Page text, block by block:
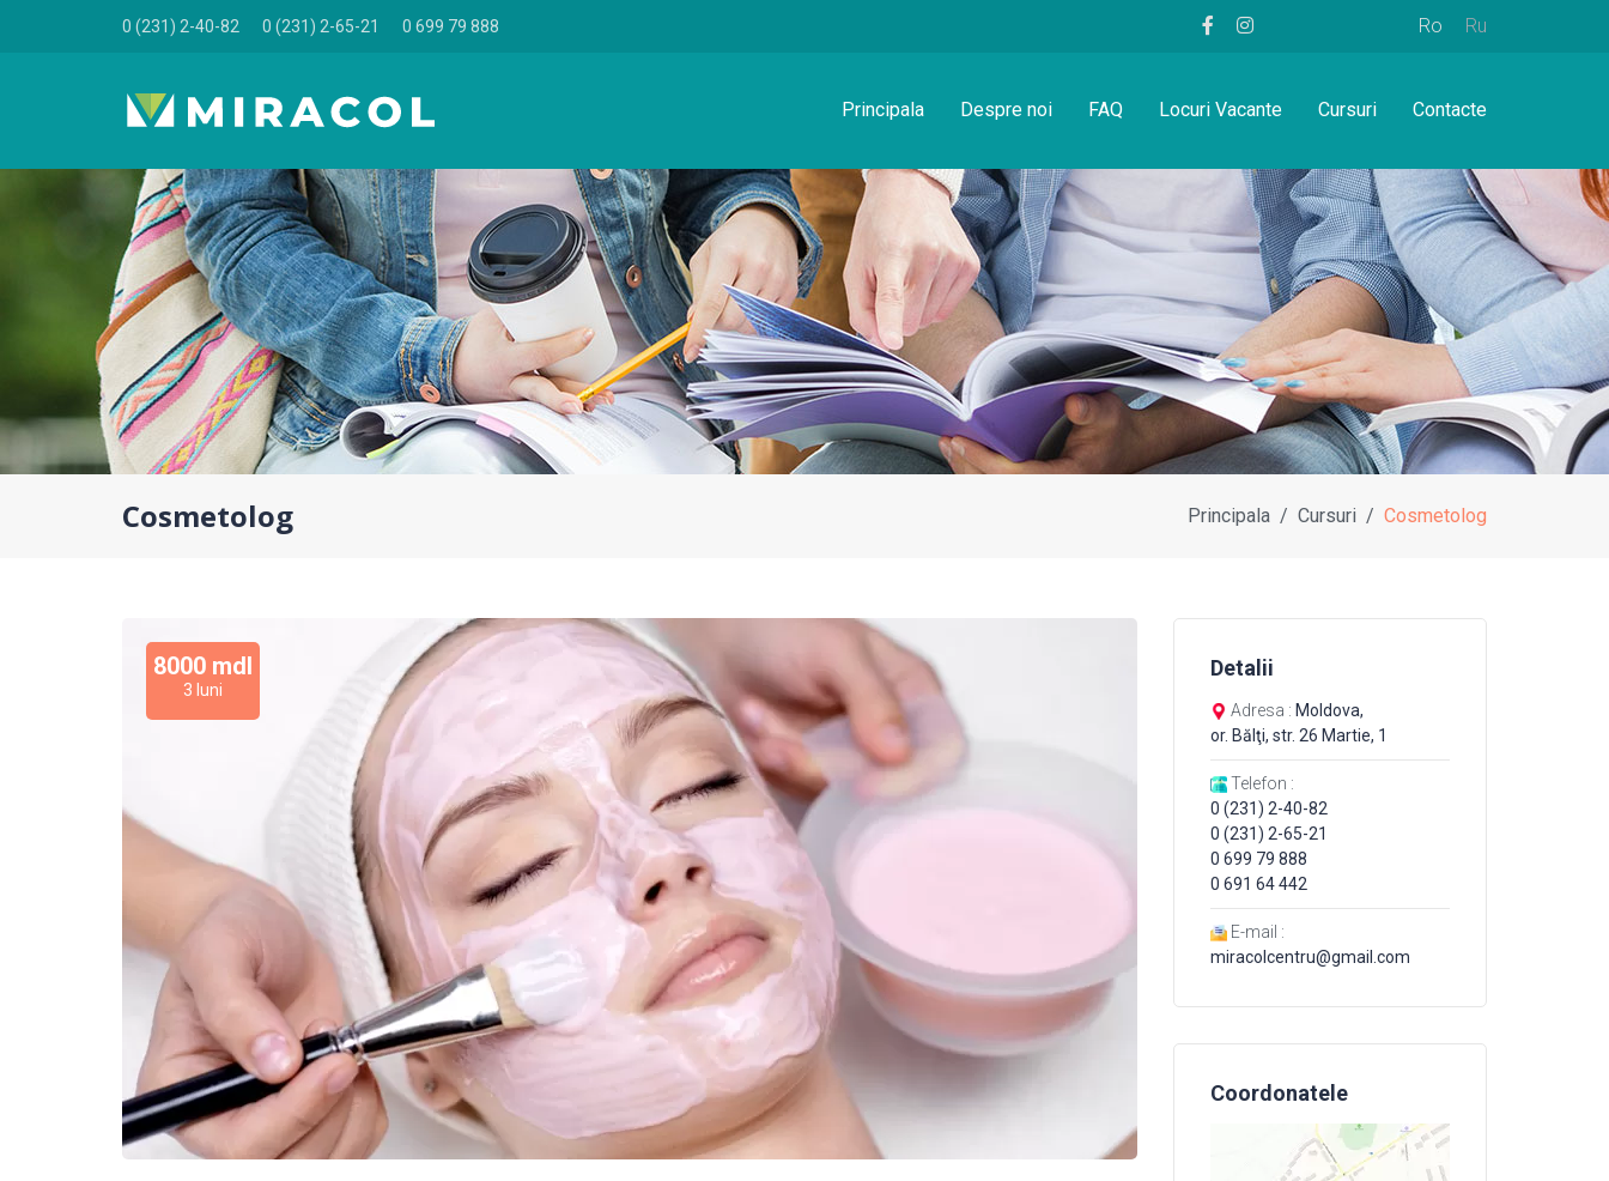
0 (231) 2-40-82 0 (231) 2-65-21 0 699 79 888 Ro Ru
Principala Despre noi FAQ Locuri Vacante Cursuri Contacte
Cosmetolog Principala Cursuri Cosmetolog
8000 mdl
3 luni
Detalii
Adresa : Moldova,
or. Bălţi, str. 26 Martie, 1
Telefon :
0 (231) 2-40-82
0 (231) 2-65-21
0 699 79 888
0 691 64 442
E-mail :
miracolcentru@gmail.com
Coordonatele